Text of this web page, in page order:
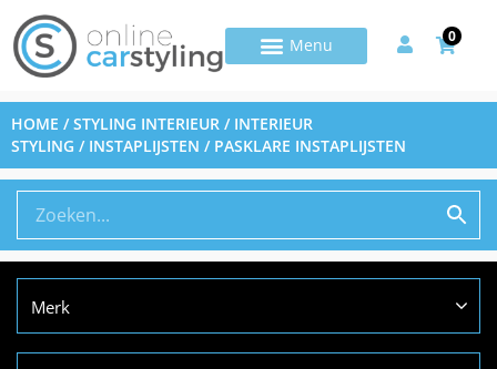
0
HOME /STYLING INTERIEUR / INTERIEUR
STYLING / INSTAPLIJSTEN / PASKLARE INSTAPLIJSTEN
Merk